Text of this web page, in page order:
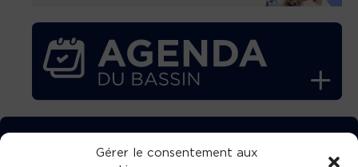
Gérer le consentement aux
TÉLÉCHARGEZ GRATUITEMENT